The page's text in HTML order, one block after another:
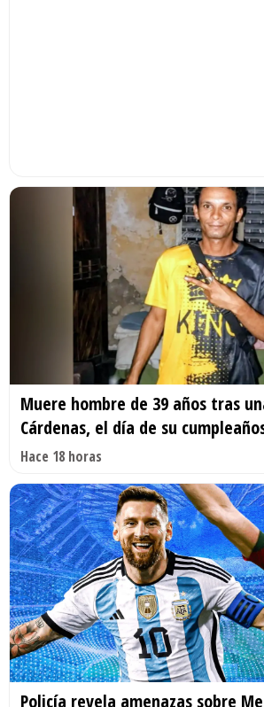
Muere hombre de 39 años tras
Cárdenas, el día de su
Hace 18 horas
Policía revela amenazas sobre